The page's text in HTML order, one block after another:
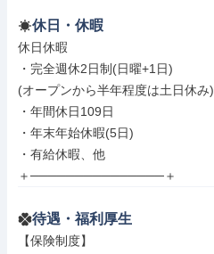
休日・休暇
休日休暇
・完全週休2日制(日曜+1日)
(オープンから半年程度は土日休み)
・年間休日109日
・年末年始休暇(5日)
・有給休暇、他
＋───────────────＋
待遇・福利厚生
【保険制度】